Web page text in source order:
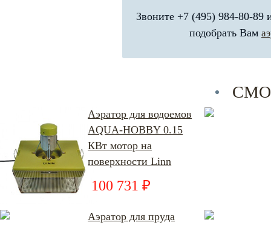
Звоните +7 (495) 984-80-89
подобрать Вам
Аэратор для водоемов
AQUA-HOBBY 0.15
КВт мотор на
поверхности Linn
100 731 ₽
Аэратор для пруда